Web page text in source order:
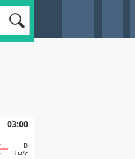
03:00
В
3 м/с